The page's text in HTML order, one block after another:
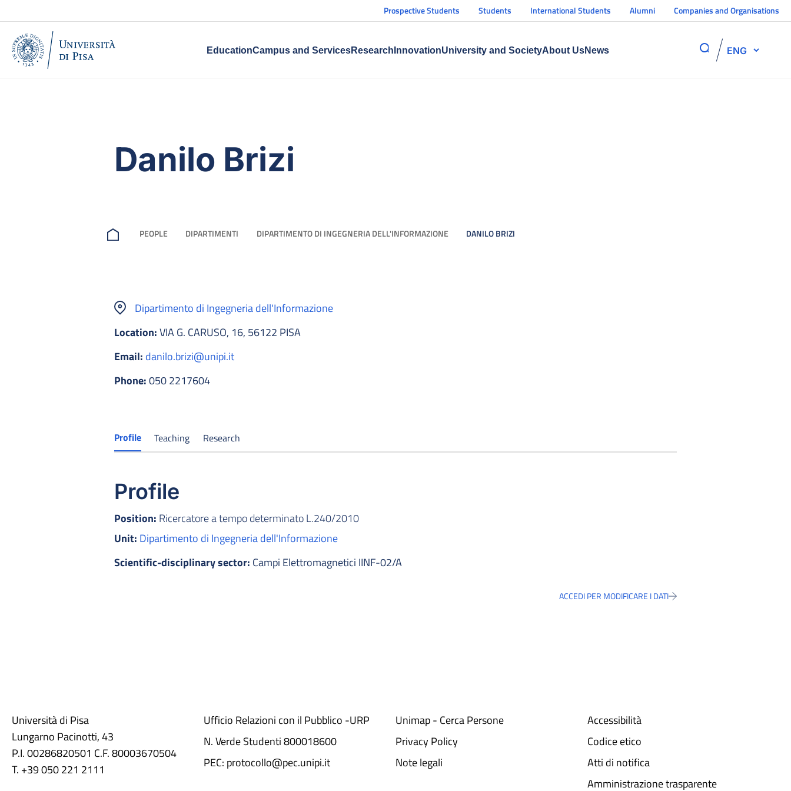
Prospective Students Students International Students Alumni Companies and Organisations
EducationCampus and ServicesResearch InnovationUniversity and SocietyAbout UsNews ENG
Danilo Brizi
PEOPLE DIPARTIMENTI DIPARTIMENTO DI INGEGNERIA DELL'INFORMAZIONE DANILO BRIZI
Dipartimento di Ingegneria dell'Informazione
Location:VIA G. CARUSO, 16, 56122 PISA
Email: danilo.brizi@unipi.it
Phone:050 2217604
Profile Teaching Research
Profile
Position: Ricercatore a tempo determinato L.240/2010
Unit: Dipartimento di Ingegneria dell'Informazione
Scientific-disciplinary sector: Campi Elettromagnetici IINF-02/A
ACCEDI PER MODIFICARE I DATI
Università di Pisa
Lungarno Pacinotti, 43
P.I. 00286820501 C.F. 80003670504
T. +39 050 221 2111
Ufficio Relazioni con il Pubblico -URP
N. Verde Studenti 800018600​
PEC: protocollo@pec.unipi.it
Unimap - Cerca Persone
Privacy Policy
Note legali
Accessibilità
Codice etico
Atti di notifica
Amministrazione trasparente